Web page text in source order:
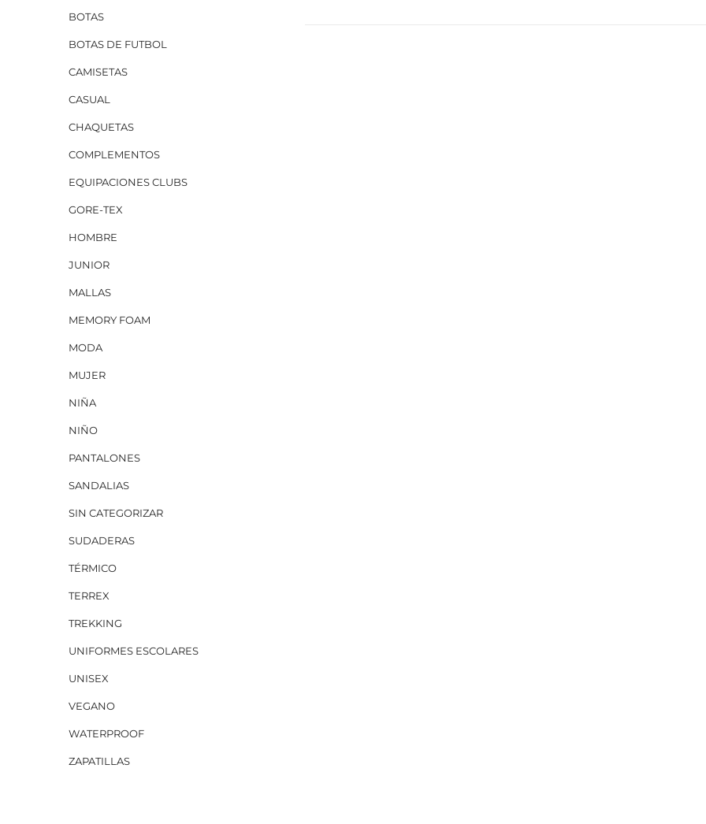
BOTAS
BOTAS DE FUTBOL
CAMISETAS
CASUAL
CHAQUETAS
COMPLEMENTOS
EQUIPACIONES CLUBS
GORE-TEX
HOMBRE
JUNIOR
MALLAS
MEMORY FOAM
MODA
MUJER
NIÑA
NIÑO
PANTALONES
SANDALIAS
SIN CATEGORIZAR
SUDADERAS
TÉRMICO
TERREX
TREKKING
UNIFORMES ESCOLARES
UNISEX
VEGANO
WATERPROOF
ZAPATILLAS